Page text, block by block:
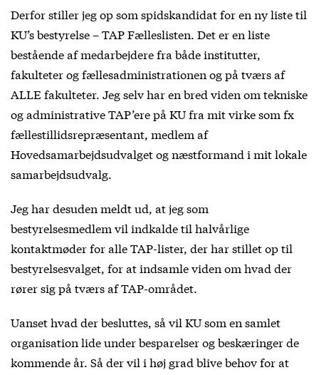
Derfor stiller jeg op som spidskandidat for en ny liste til
KU’s bestyrelse – TAP Fælleslisten. Det er en liste
bestående af medarbejdere fra både institutter,
fakulteter og fællesadministrationen og på tværs af
ALLE fakulteter. Jeg selv har en bred viden om tekniske
og administrative TAP’ere på KU fra mit virke som fx
fællestillidsrepræsentant, medlem af
Hovedsamarbejdsudvalget og næstformand i mit lokale
samarbejdsudvalg.
Jeg har desuden meldt ud, at jeg som
bestyrelsesmedlem vil indkalde til halvårlige
kontaktmøder for alle TAP-lister, der har stillet op til
bestyrelsesvalget, for at indsamle viden om hvad der
rører sig på tværs af TAP-området.
Uanset hvad der besluttes, så vil KU som en samlet
organisation lide under besparelser og beskæringer de
kommende år. Så der vil i høj grad blive behov for at